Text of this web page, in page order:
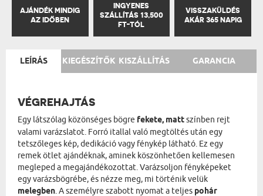
AJÁNDÉK MINDIG
AZ IDŐBEN
INGYENES
SZÁLLÍTÁS 13,500
FT-TÓL
VISSZAKÜLDÉS
AKÁR 365 NAPIG
LEÍRÁS KIEGÉSZÍTŐK KISZÁLLÍTÁS GARANCIA
VÉGREHAJTÁS
Egy látszólag közönséges bögre fekete, mattszínben rejt
valami varázslatot. Forró itallal való megtöltés után egy
tetszőleges kép, dedikáció vagy fénykép látható. Ez egy
remek ötlet ajándéknak, aminek köszönhetően kellemesen
megleped a megajándékozottat. Varázsoljon fényképeket
egy varázsbögrébe, és nézze meg, mi történik velük
melegben. A személyre szabott nyomat a teljes pohár